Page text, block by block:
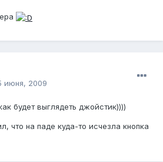
июня, 2009
будет выглядеть джойстик))))
что на паде куда-то исчезла кнопка